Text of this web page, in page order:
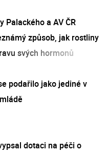
Palackého a AV ČR
způsob, jak rostliny
svých hormonů
podařilo jako jediné v
dotaci na péči o